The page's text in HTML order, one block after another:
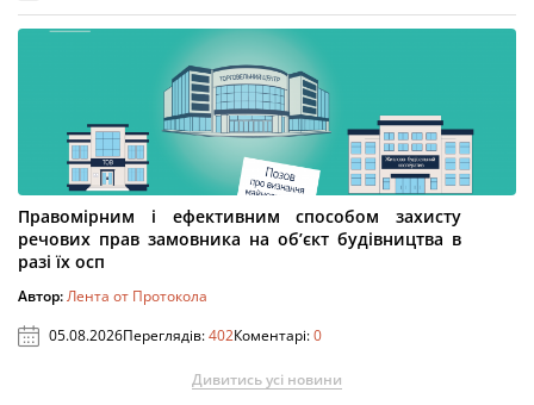
Правомірним і ефективним способом захисту
речових прав замовника на об’єкт будівництва в
разі їх осп
Автор:Лента от Протокола
05.08.2026Переглядів:402Коментарі:0
Дивитись усі новини